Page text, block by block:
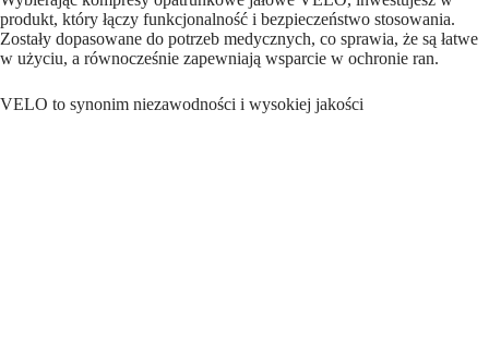
produkt, który łączy funkcjonalność i bezpieczeństwo stosowania.
Zostały dopasowane do potrzeb medycznych, co sprawia, że są łatwe
w użyciu, a równocześnie zapewniają wsparcie w ochronie ran.
VELO to synonim niezawodności i wysokiej jakości